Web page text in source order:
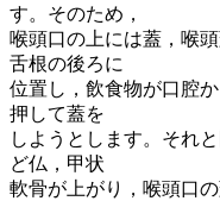
す。そのため，
喉頭口の上には蓋，喉
舌根の後ろに
位置し，飲食物が口腔
押して蓋を
しようとします。それ
ど仏，甲状
軟骨が上がり，喉頭口